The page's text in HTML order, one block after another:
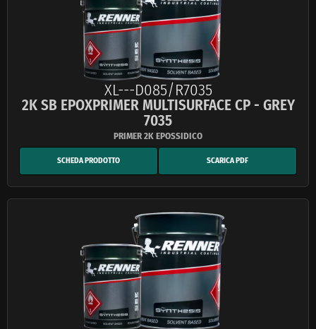
XL---D085/R7035
2K SB EPOXPRIMER MULTISURFACE CP - GREY
7035
SCHEDA PRODOTTO SCARICA PDF